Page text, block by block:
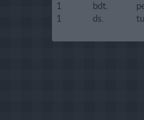
1
bdt.
1
ds.